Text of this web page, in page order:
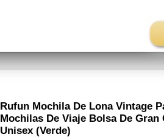
Rufun Mochila De Lona Vintage
Mochilas De Viaje Bolsa De Gran
Unisex (Verde)